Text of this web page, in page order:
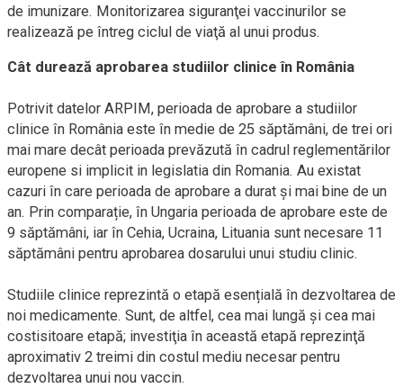
de imunizare. Monitorizarea siguranţei vaccinurilor se
realizează pe întreg ciclul de viaţă al unui produs.
Cât durează aprobarea studiilor clinice în România
Potrivit datelor ARPIM, perioada de aprobare a studiilor
clinice în România este în medie de 25 săptămâni, de trei ori
mai mare decât perioada prevăzută în cadrul reglementărilor
europene si implicit in legislatia din Romania. Au existat
cazuri în care perioada de aprobare a durat și mai bine de un
an. Prin comparație, în Ungaria perioada de aprobare este de
9 săptămâni, iar în Cehia, Ucraina, Lituania sunt necesare 11
săptămâni pentru aprobarea dosarului unui studiu clinic.
Studiile clinice reprezintă o etapă esențială în dezvoltarea de
noi medicamente. Sunt, de altfel, cea mai lungă și cea mai
costisitoare etapă; investiţia în această etapă reprezinţă
aproximativ 2 treimi din costul mediu necesar pentru
dezvoltarea unui nou vaccin.